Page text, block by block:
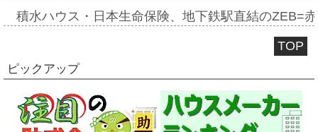
積水ハウス・日本生命保険、地下鉄駅直結のZEB=
TOP
ピックアップ